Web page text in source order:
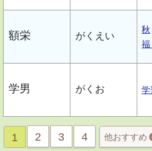
額栄 がくえい
秋
福
学男 がくお 学
1 2 3 4 他おすすめ